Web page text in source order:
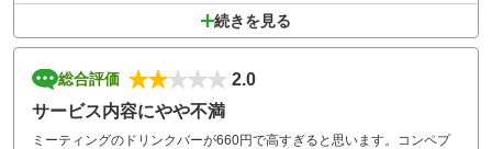
続きを見る
総合評価
2.0
サービス内容にやや不満
ミーティングのドリンクバーが660円で高すぎると思います。コンペプ